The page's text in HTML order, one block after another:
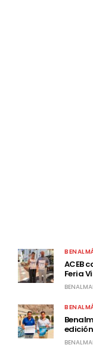
ACEB
Feria